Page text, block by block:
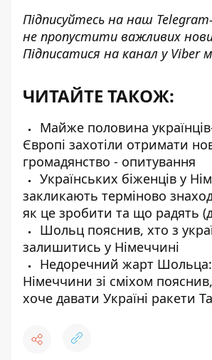
Підписуйтесь на наш
не пропустити важливих
Підписатися на канал у Viber
ЧИТАЙТЕ ТАКОЖ:
Майже половина
Європі захотіли отримати
громадянство - опитування
Українських біженців у
закликають терміново
як це зробити та що радять
Шольц пояснив, хто з
залишитись у Німеччині
Недоречний жарт
Німеччини зі сміхом
хоче давати Україні ракети